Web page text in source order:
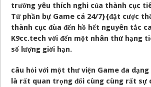
trường yêu thích nghi của thành cục
Từ phần bự Game cá 24/7}{đặt cược
thành cục đùa đến hồ hết nguyên tắc
K9cc.tech với đến một nhân thứ hạng
số lượng giới hạn.
câu hỏi với một thư viện Game đa dạng
là rất quan trọng đối cùng cùng rất sự